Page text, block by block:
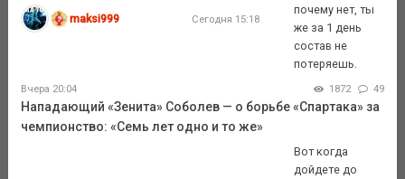
maksi999 Сегодня 15:18
почему нет, ты
же за 1 день
состав не
потеряешь.
Вчера 20:04 1872 49
Нападающий «Зенита» Соболев — о борьбе «Спартака» за
чемпионство: «Семь лет одно и то же»
Вот когда
дойдете до